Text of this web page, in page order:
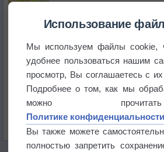
Изменение климата
Погода в Краснодаре 6
Погода в Санкт-Петербурге
Использование
Мы используем файлы cookie,
удобнее пользоваться нашим
просмотр, Вы соглашаетесь с
Подробнее о том, как мы
можно
Политике конфиденциальности
Вы также можете
полностью запретить